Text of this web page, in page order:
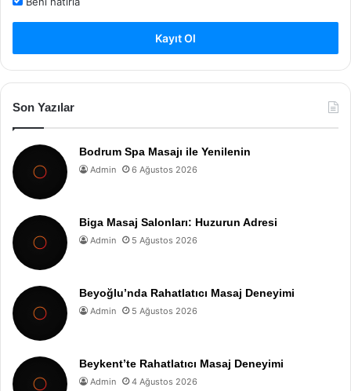
Kayıt Ol
Son Yazılar
Bodrum Spa Masajı ile Yenilenin
Admin 6 Ağustos 2026
Biga Masaj Salonları: Huzurun Adresi
Admin 5 Ağustos 2026
Beyoğlu’nda Rahatlatıcı Masaj Deneyimi
Admin 5 Ağustos 2026
Beykent’te Rahatlatıcı Masaj Deneyimi
Admin 4 Ağustos 2026